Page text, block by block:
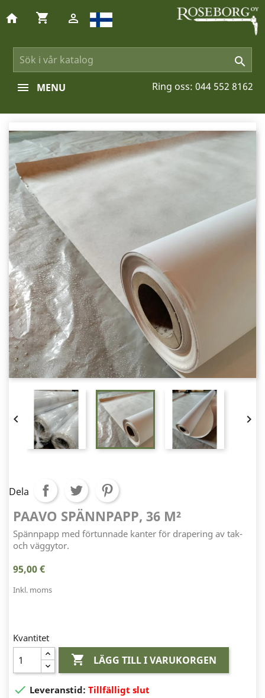

home shopping_cart 
Ring oss: 044 552 8162
MENU
 
Dela
PAAVO SPÄNNPAPP, 36 M²
Spännpapp med förtunnade kanter för drapering av tak-
och väggytor.
95,00 €
Inkl. moms
Kvantitet
 LÄGG TILL I VARUKORGEN
 Leveranstid: Tillfälligt slut